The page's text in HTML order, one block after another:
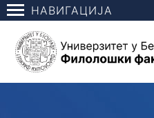
НАВИГАЦИЈА